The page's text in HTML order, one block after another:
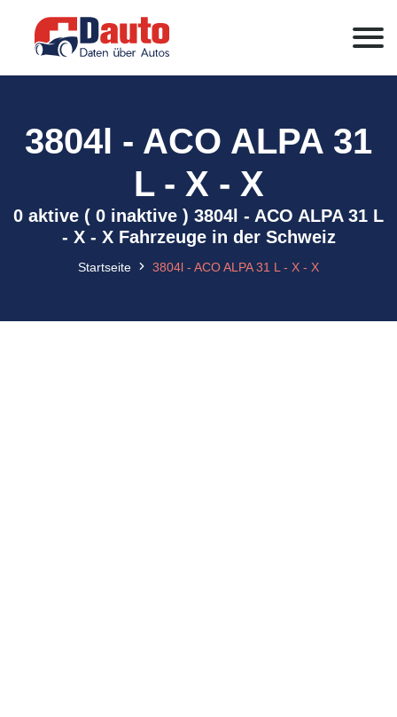
3804l - ACO ALPA 31
L - X - X
0 aktive ( 0 inaktive ) 3804l - ACO ALPA 31 L
- X - X Fahrzeuge in der Schweiz
Startseite 3804l - ACO ALPA 31 L - X - X